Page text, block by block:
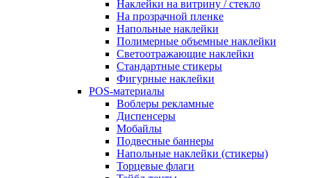
Наклейки на витрину / стекло
На прозрачной пленке
Напольные наклейки
Полимерные объемные наклейки
Светоотражающие наклейки
Стандартные стикеры
Фигурные наклейки
POS-материалы
Воблеры рекламные
Диспенсеры
Мобайлы
Подвесные баннеры
Напольные наклейки (стикеры)
Торцевые флаги